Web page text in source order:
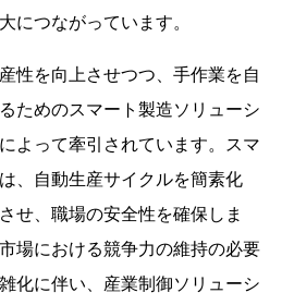
につながっています。
性を向上させつつ、手作業を自
ためのスマート製造ソリューシ
よって牽引されています。スマ
、自動生産サイクルを簡素化
せ、職場の安全性を確保しま
場における競争力の維持の必要
化に伴い、産業制御ソリューシ